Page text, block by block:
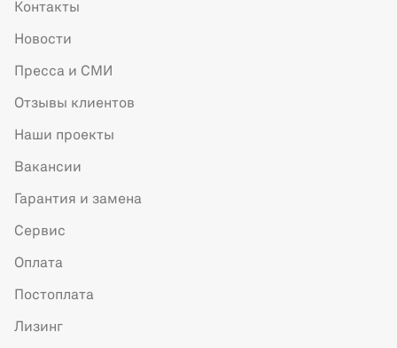
Контакты
Новости
Пресса и СМИ
Отзывы клиентов
Наши проекты
Вакансии
Гарантия и замена
Сервис
Оплата
Постоплата
Лизинг